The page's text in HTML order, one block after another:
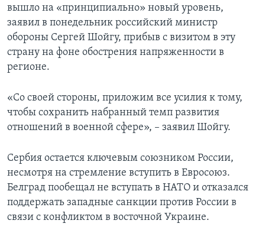
вышло на «принципиально» новый уровень,
заявил в понедельник российский министр
обороны Сергей Шойгу, прибыв с визитом в эту
страну на фоне обострения напряженности в
регионе.
«Со своей стороны, приложим все усилия к тому,
чтобы сохранить набранный темп развития
отношений в военной сфере», – заявил Шойгу.
Сербия остается ключевым союзником России,
несмотря на стремление вступить в Евросоюз.
Белград пообещал не вступать в НАТО и отказался
поддержать западные санкции против России в
связи с конфликтом в восточной Украине.